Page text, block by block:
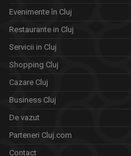
Evenimente în Cluj
Restaurante in Cluj
Servicii in Cluj
Shopping Cluj
Cazare Cluj
Business Cluj
De vazut
Parteneri Cluj.com
Contact